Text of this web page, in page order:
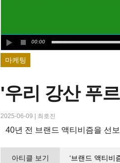
00:00
마케팅
'우리 강산 푸
2025-06-09 | 최호진
40년 전 브랜드 액티비즘을 선
아티클 보기 ‘브랜드 액티비